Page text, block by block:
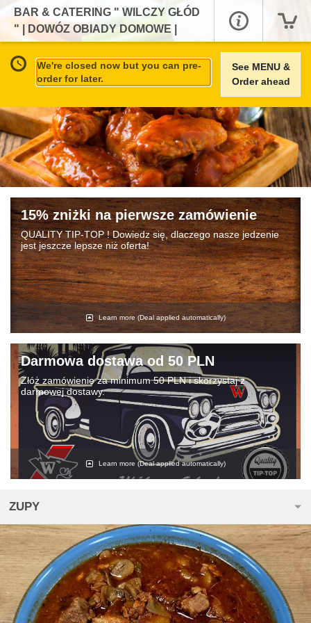
BAR & CATERING " WILCZY GŁÓD
" | DOWÓZ OBIADY DOMOWE |
PŁATNOŚĆ KARTĄ | POSIŁKI
REGENERACYJNE |
We're closed now but you can pre-
order for later.
See MENU &
Order ahead
15% zniżki na pierwsze zamówienie
QUALITY TIP-TOP ! Dowiedz się, dlaczego nasze jedzenie
jest jeszcze lepsze niż oferta!
Learn more (Deal applied automatically)
Darmowa dostawa od 50 PLN
Złóż zamówienie za minimum 50 PLN i skorzystaj z
darmowej dostawy.
Learn more (Deal applied automatically)
ZUPY